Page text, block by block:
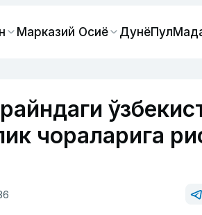
Марказий Осиё ДунёПул
чораларига